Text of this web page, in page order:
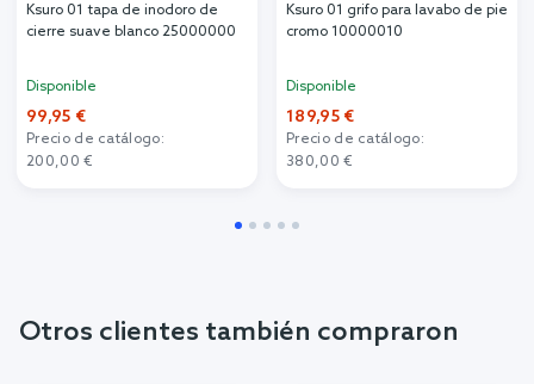
Ksuro 01 tapa de inodoro de
cierre suave blanco 25000000
Disponible
99,95 €
Precio de catálogo:
200,00 €
Ksuro 01 grifo para lavabo de pie
cromo 10000010
Disponible
189,95 €
Precio de catálogo:
380,00 €
Otros clientes también compraron